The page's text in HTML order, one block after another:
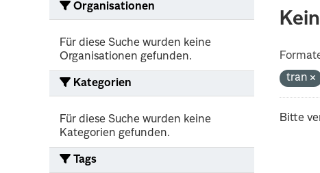
Organisationen
Für diese Suche wurden keine
Organisationen gefunden.
Kategorien
Für diese Suche wurden keine
Kategorien gefunden.
Tags
tran
Bitte